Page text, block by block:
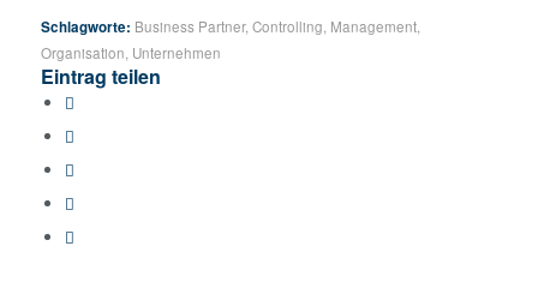
Schlagworte: Business Partner, Controlling Management,
Organisation Unternehmen
Eintrag teilen